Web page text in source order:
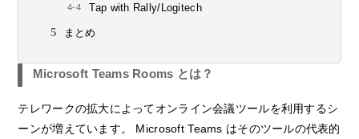
Tap with Rally/Logitech
まとめ
Microsoft Teams Rooms とは？
テレワークの拡大によってオンライン会議ツールを利用するシ
ーンが増えています。 Microsoft Teams はそのツールの代表的